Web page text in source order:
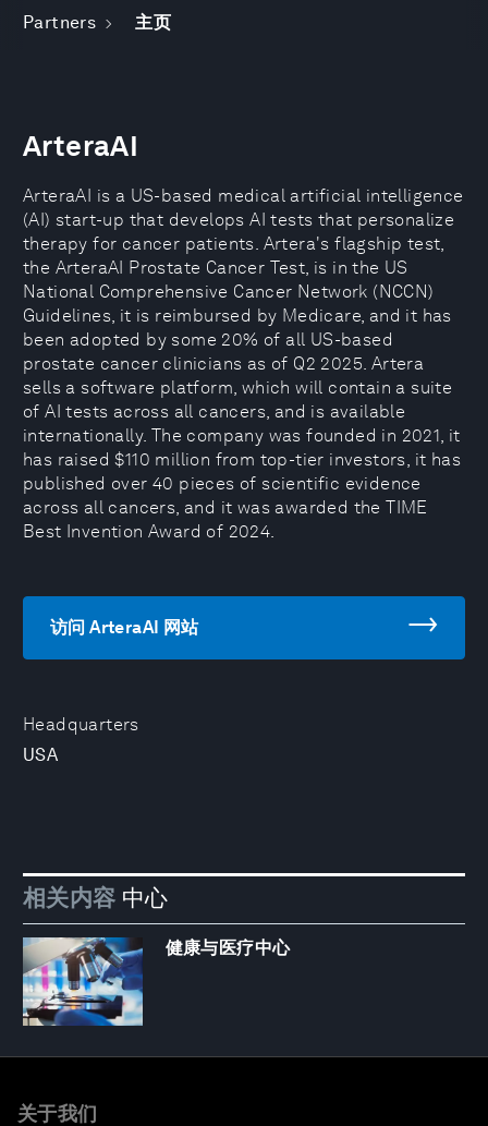
Partners 主页
Headquarters
USA
ArteraAI
ArteraAI is a US-based medical artificial intelligence
(AI) start-up that develops AI tests that personalize
therapy for cancer patients. Artera's flagship test,
the ArteraAI Prostate Cancer Test, is in the US
National Comprehensive Cancer Network (NCCN)
Guidelines, it is reimbursed by Medicare, and it has
been adopted by some 20% of all US-based
prostate cancer clinicians as of Q2 2025. Artera
sells a software platform, which will contain a suite
of AI tests across all cancers, and is available
internationally. The company was founded in 2021, it
has raised $110 million from top-tier investors, it has
published over 40 pieces of scientific evidence
across all cancers, and it was awarded the TIME
Best Invention Award of 2024.
访问 ArteraAI 网站
相关内容 中心
健康与医疗中心
关于我们